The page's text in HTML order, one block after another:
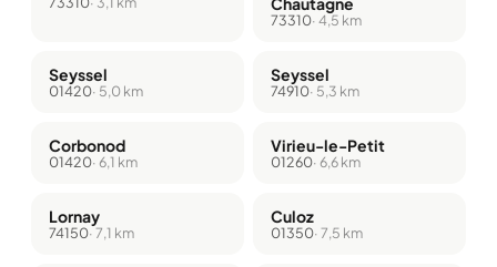
73310· 4,5 km
Seyssel
01420· 5,0 km
Seyssel
74910· 5,3 km
Corbonod
01420· 6,1 km
Virieu-le-Petit
01260· 6,6 km
Lornay
74150· 7,1 km
Culoz
01350· 7,5 km